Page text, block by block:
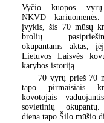
Vyčio kuopos
NKVD
įvykis, šis 70 mūsų
brolių
okupantams aktas,
Lietuvos Laisvės
karybos istoriją.
70 vyrų prieš 70
tapo pirmaisiais
kovotojais
sovietinių
diena tapo Šilo mūšio